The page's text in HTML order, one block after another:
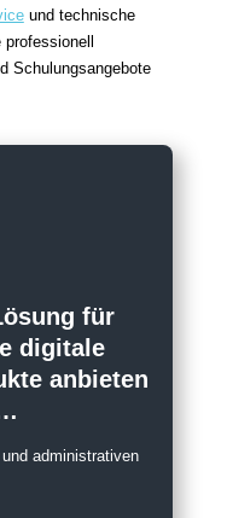
und technische
Schulungsangebote
für
digitale
anbieten
administrativen